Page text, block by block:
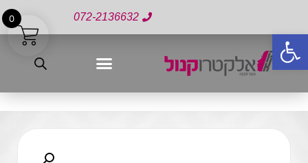
פתח סרגל נגישות
072-2136632
0